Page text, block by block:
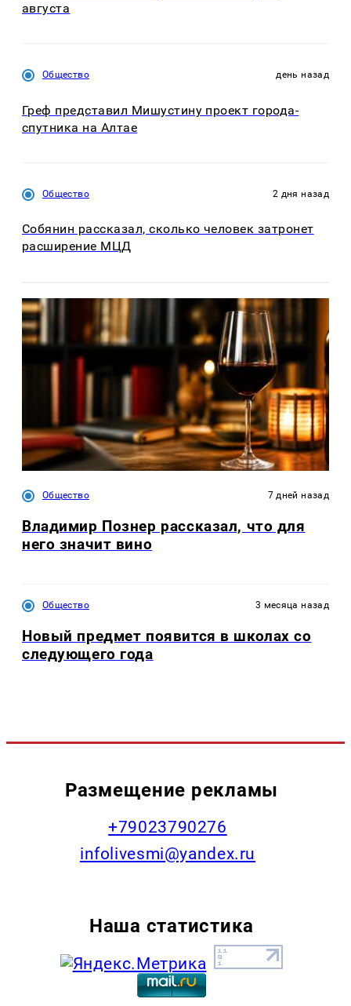
августа
Общество день назад
Греф представил Мишустину проект города-
спутника на Алтае
Общество 2 дня назад
Собянин рассказал, сколько человек затронет
расширение МЦД
Общество 7 дней назад
Владимир Познер рассказал, что для
него значит вино
Общество 3 месяца назад
Новый предмет появится в школах со
следующего года
Размещение рекламы
+79023790276
infolivesmi@yandex.ru
Наша статистика